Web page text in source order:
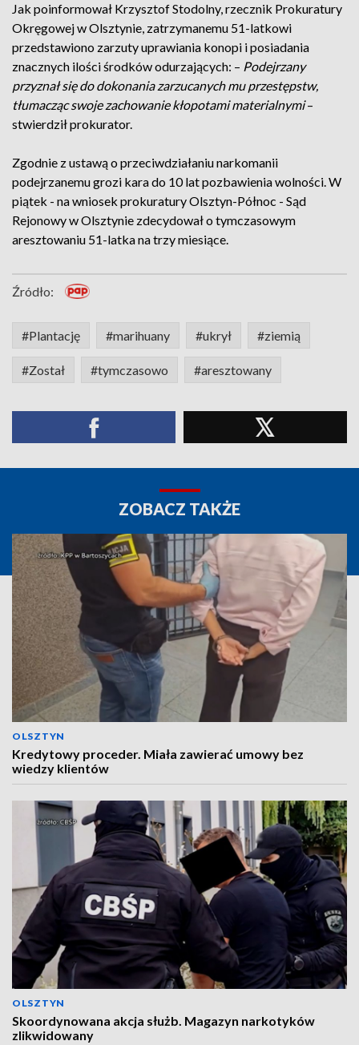
Jak poinformował Krzysztof Stodolny, rzecznik Prokuratury
Okręgowej w Olsztynie, zatrzymanemu 51-latkowi
przedstawiono zarzuty uprawiania konopi i posiadania
znacznych ilości środków odurzających: – Podejrzany
przyznał się do dokonania zarzucanych mu przestępstw,
tłumacząc swoje zachowanie kłopotami materialnymi–
stwierdził prokurator.
Zgodnie z ustawą o przeciwdziałaniu narkomanii
podejrzanemu grozi kara do 10 lat pozbawienia wolności. W
piątek - na wniosek prokuratury Olsztyn-Północ - Sąd
Rejonowy w Olsztynie zdecydował o tymczasowym
aresztowaniu 51-latka na trzy miesiące.
Źródło:
#Plantację #marihuany #ukrył #ziemią
#Został #tymczasowo #aresztowany
ZOBACZ TAKŻE
OLSZTYN
Kredytowy proceder. Miała zawierać umowy bez
wiedzy klientów
OLSZTYN
Skoordynowana akcja służb. Magazyn narkotyków
zlikwidowany